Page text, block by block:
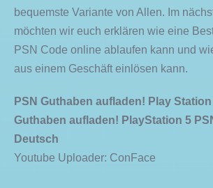
bequemste Variante von Allen. Im
möchten wir euch erklären wie eine
PSN Code online ablaufen kann und
aus einem Geschäft einlösen kann.
PSN Guthaben aufladen! Play
Guthaben aufladen! PlayStation 5
Deutsch
Youtube Uploader: ConFace